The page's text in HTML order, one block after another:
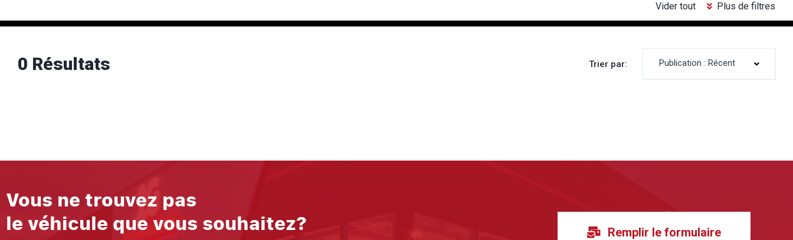
Vider tout Plus de filtres
0 Résultats Trier par: Publication : Récent
Vous ne trouvez pas
le véhicule que vous souhaitez?
Remplir le formulaire